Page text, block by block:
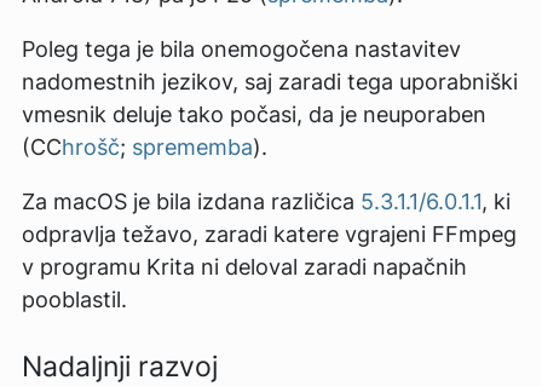
Poleg tega je bila onemogočena nastavitev
nadomestnih jezikov, saj zaradi tega uporabniški
vmesnik deluje tako počasi, da je neuporaben
(CChrošč; sprememba).
Za macOS je bila izdana različica 5.3.1.1/6.0.1.1, ki
odpravlja težavo, zaradi katere vgrajeni FFmpeg
v programu Krita ni deloval zaradi napačnih
pooblastil.
Nadaljnji razvoj